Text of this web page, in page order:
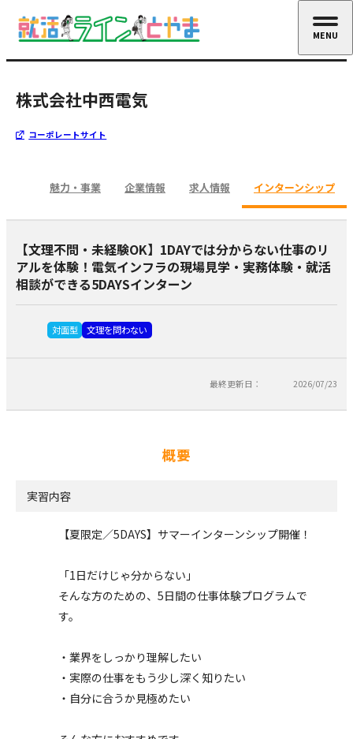
株式会社中西電気
コーポレートサイト
魅力・事業 企業情報 求人情報 インターンシップ
【文理不問・未経験OK】1DAYでは分からない仕事のリ
アルを体験！電気インフラの現場見学・実務体験・就活
相談ができる5DAYSインターン
対面型 文理を問わない
最終更新日： 2026/07/23
概要
実習内容
【夏限定／5DAYS】サマーインターンシップ開催！
「1日だけじゃ分からない」
そんな方のための、5日間の仕事体験プログラムで
す。
・業界をしっかり理解したい
・実際の仕事をもう少し深く知りたい
・自分に合うか見極めたい
MENU